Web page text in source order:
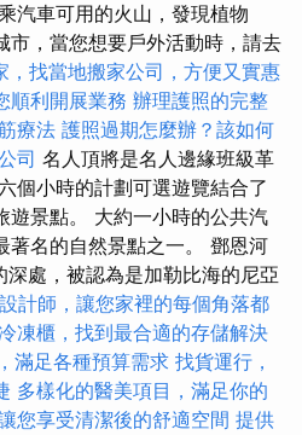
汽車可用的火山，發現植物
市，當您想要戶外活動時，請去
，找當地搬家公司，方便又實惠
順利開展業務 辦理護照的完整
療法 護照過期怎麼辦？該如何
司 名人頂將是名人邊緣班級革
個小時的計劃可選遊覽結合了
遊景點。 大約一小時的公共汽
著名的自然景點之一。 鄧恩河
處，被認為是加勒比海的尼亞
計師，讓您家裡的每個角落都
凍櫃，找到最合適的存儲解決
滿足各種預算需求 找貨運行，
多樣化的醫美項目，滿足你的
您享受清潔後的舒適空間 提供